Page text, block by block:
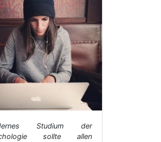
Studium der
sollte allen